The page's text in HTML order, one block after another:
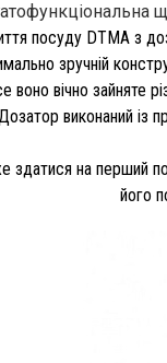
посуду DTMA з
зручній
воно вічно зайняте
виконаний із
здатися на перший
його